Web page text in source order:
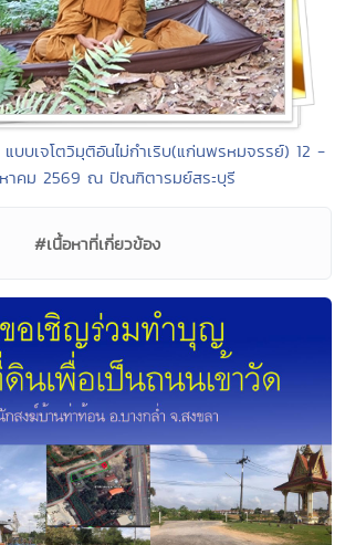
บบเจโตวิมุติอันไม่กำเริบ(แก่นพรหมจรรย์) 12 -
าคม 2569 ณ ปัณฑิตารมย์สระบุรี
#เนื้อหาที่เกี่ยวข้อง